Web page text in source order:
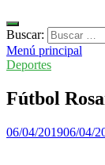
Buscar:
Menú principal
Deportes
Fútbol
06/04/201906/04/